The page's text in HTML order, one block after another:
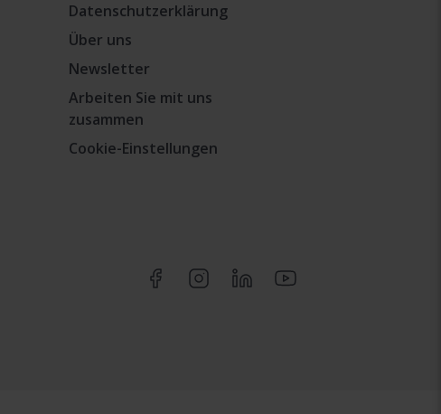
Datenschutzerklärung
Über uns
Newsletter
Arbeiten Sie mit uns
zusammen
Cookie-Einstellungen